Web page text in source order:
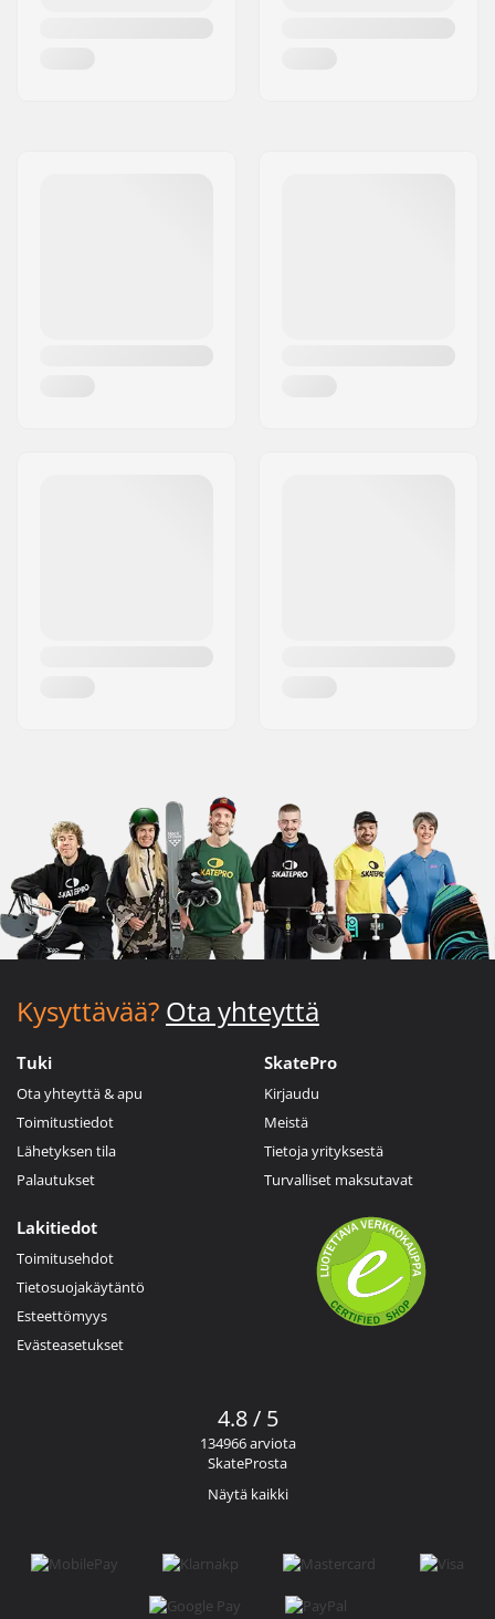
Kysyttävää? Ota yhteyttä
Tuki
Ota yhteyttä & apu
Toimitustiedot
Lähetyksen tila
Palautukset
SkatePro
Kirjaudu
Meistä
Tietoja yrityksestä
Turvalliset maksutavat
Lakitiedot
Toimitusehdot
Tietosuojakäytäntö
Esteettömyys
Evästeasetukset
4.8 / 5
134966 arviota
SkateProsta
Näytä kaikki